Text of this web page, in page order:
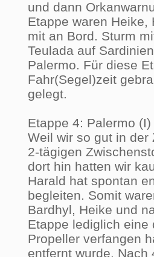
und dann
Etappe waren Heike,
mit an Bord. Sturm
Teulada auf
Palermo. Für diese
Fahr(Segel)zeit
gelegt.
Etappe 4: Palermo
Weil wir so gut in der
2-tägigen
dort hin hatten wir
Harald hat spontan
begleiten. Somit
Bardhyl, Heike und
Etappe lediglich
Propeller verfangen
entfernt wurde.